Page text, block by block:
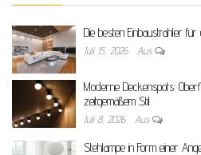
Die besten Einbaustrahler
Juli 15, 2026 Aus
Moderne Deckenspots:
zeitgemäßem Stil
Juli 8, 2026 Aus
Stehlampe in Form einer